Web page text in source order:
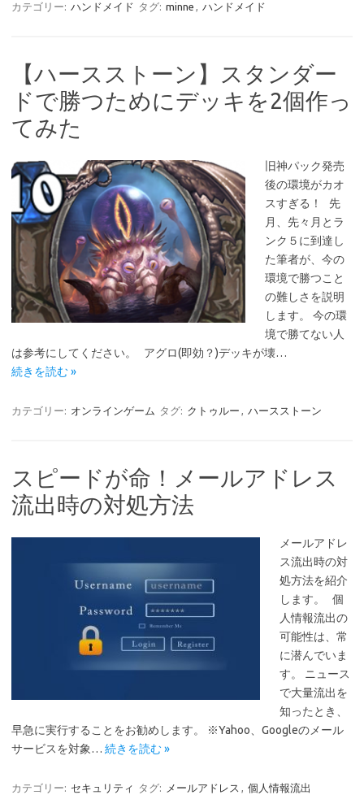
カテゴリー: ハンドメイド タグ: minne , ハンドメイド
【ハースストーン】スタンダー
ドで勝つためにデッキを2個作っ
てみた
旧神パック発売
後の環境がカオ
スすぎる！ 先
月、先々月とラ
ンク５に到達し
た筆者が、今の
環境で勝つこと
の難しさを説明
します。 今の環
境で勝てない人
は参考にしてください。 アグロ(即効？)デッキが壊…
続きを読む »
カテゴリー: オンラインゲーム タグ: クトゥルー , ハースストーン
スピードが命！メールアドレス
流出時の対処方法
メールアドレ
ス流出時の対
処方法を紹介
します。 個
人情報流出の
可能性は、常
に潜んでいま
す。 ニュース
で大量流出を
知ったとき、
早急に実行することをお勧めします。 ※Yahoo、Googleのメール
サービスを対象… 続きを読む »
カテゴリー: セキュリティ タグ: メールアドレス , 個人情報流出